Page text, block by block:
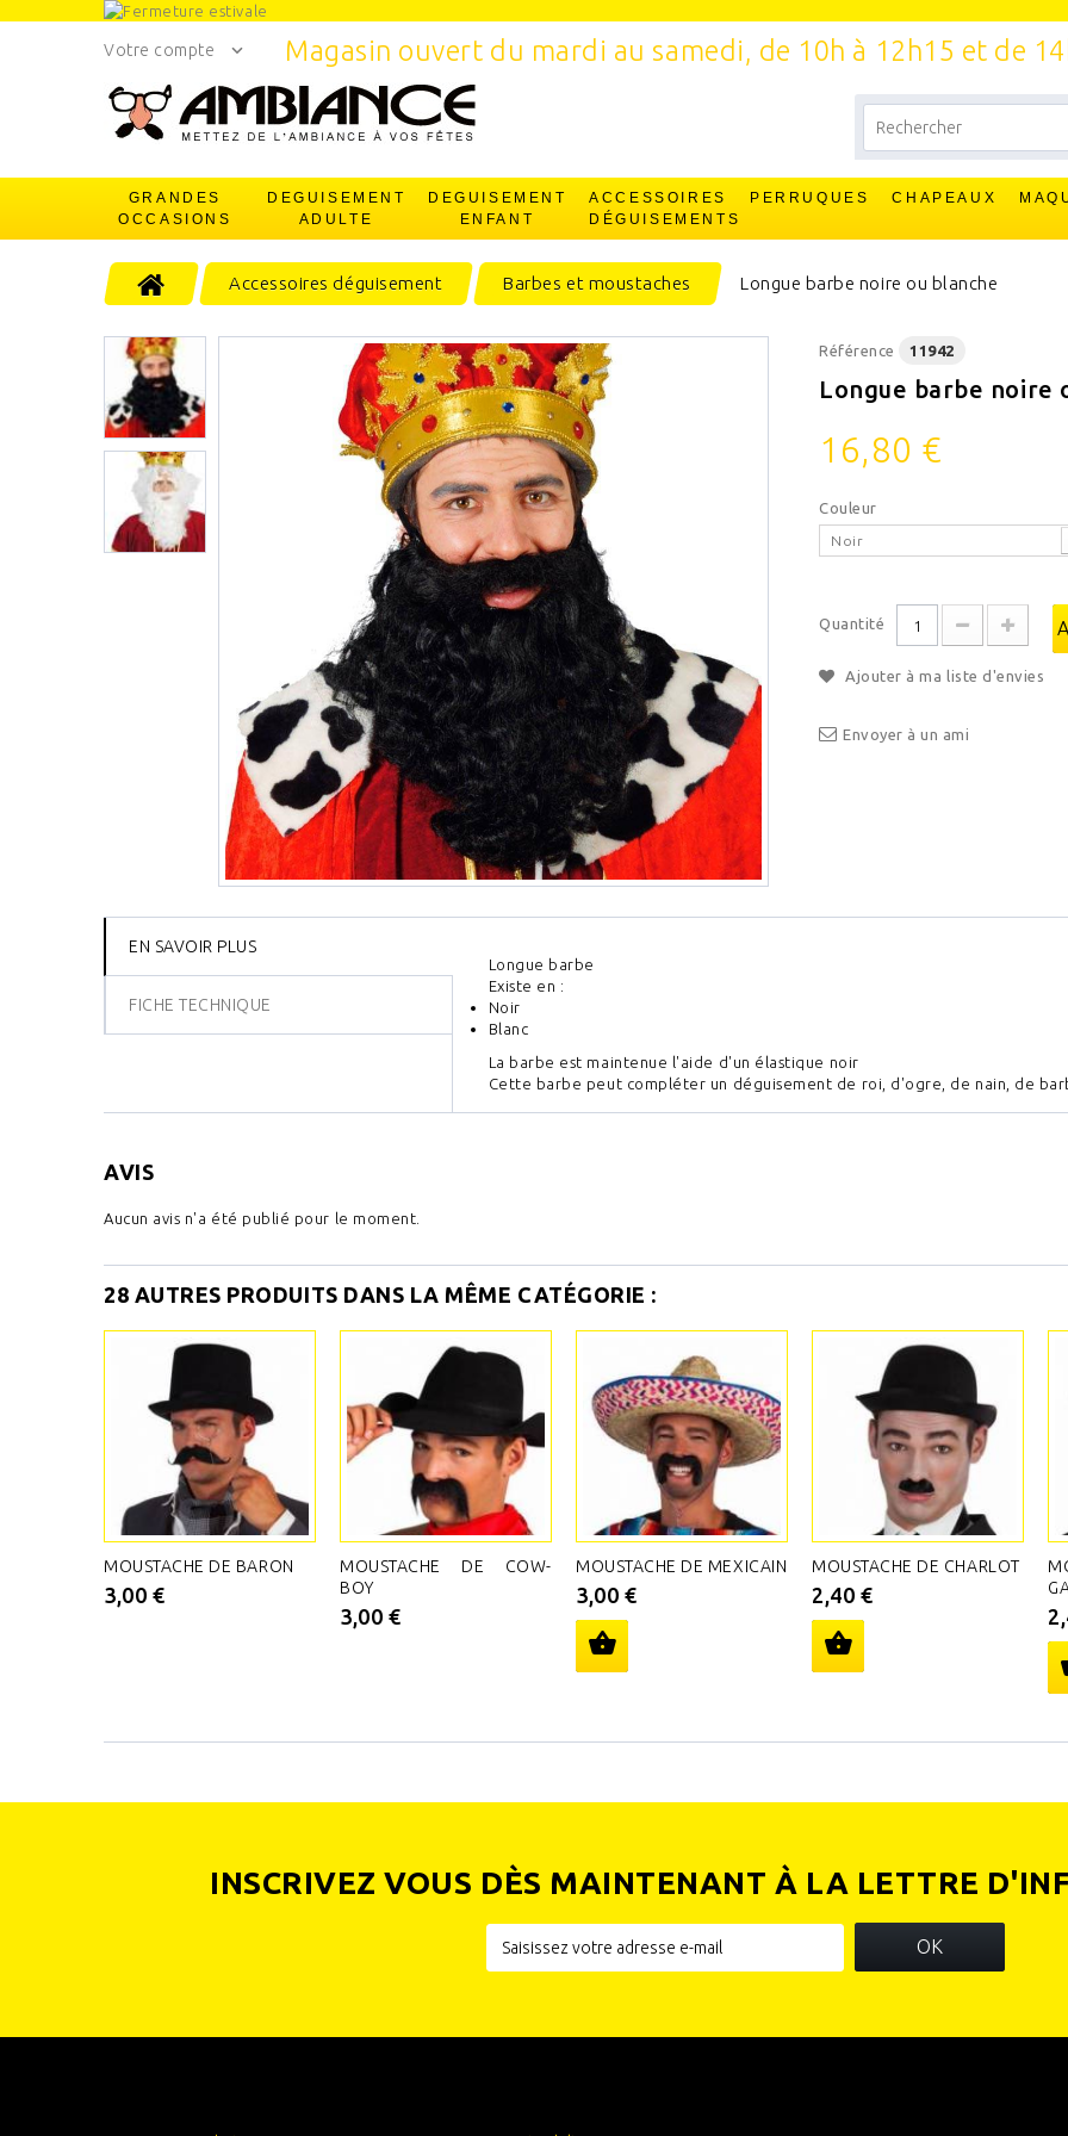
Votre compte Magasin ouvert du mardi au samedi, de 10h à 12h15 et de
GRANDES
OCCASIONS
DEGUISEMENT
ADULTE
DEGUISEMENT
ENFANT
ACCESSOIRES
DÉGUISEMENTS
PERRUQUES CHAPEAUX
Accessoires déguisement Barbes et moustaches Longue barbe noire ou blanche
Référence 11942
Longue barbe noire
16,80 €
Couleur
Noir
Quantité
Ajouter à ma liste d'envies
Envoyer à un ami
EN SAVOIR PLUS
FICHE TECHNIQUE
Longue barbe
Existe en :
Noir
Blanc
La barbe est maintenue l'aide d'un élastique noir
Cette barbe peut compléter un déguisement de roi, d'ogre, de nain, de
AVIS
Aucun avis n'a été publié pour le moment.
28 AUTRES PRODUITS DANS LA MÊME CATÉGORIE :
MOUSTACHE DE BARON
3,00 €
MOUSTACHE DE COW-
BOY
3,00 €
MOUSTACHE DE MEXICAIN
3,00 €
MOUSTACHE DE CHARLOT
2,40 €
INSCRIVEZ VOUS DÈS MAINTENANT À LA LETTRE
OK